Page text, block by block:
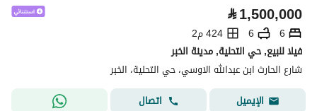
⃁1,500,000
6
6
424 م2
فيلا للبيع, حي التحلية, مدينة الخبر
شارع الحارث ابن عبدالله الاوسي، حي التحلية، الخبر
الإيميل
اتصال